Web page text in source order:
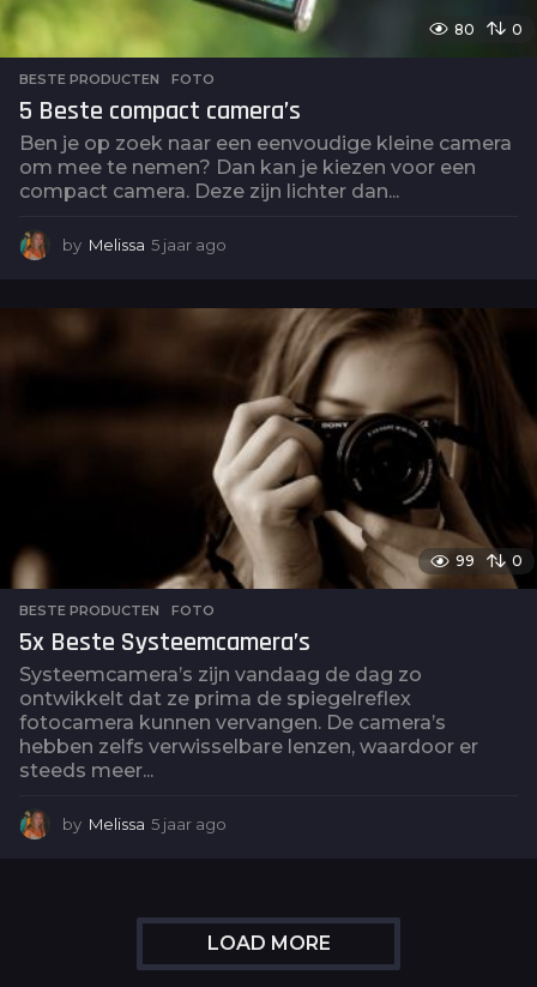
80 0
BESTE PRODUCTEN ,FOTO
5 Beste compact camera’s
Ben je op zoek naar een eenvoudige kleine camera
om mee te nemen? Dan kan je kiezen voor een
compact camera. Deze zijn lichter dan...
by Melissa 5 jaar ago
a
o
99 0
BESTE PRODUCTEN ,FOTO
5x Beste Systeemcamera’s
Systeemcamera’s zijn vandaag de dag zo
ontwikkelt dat ze prima de spiegelreflex
fotocamera kunnen vervangen. De camera’s
hebben zelfs verwisselbare lenzen, waardoor er
steeds meer...
by Melissa 5 jaar ago
r
a
g
LOAD MORE